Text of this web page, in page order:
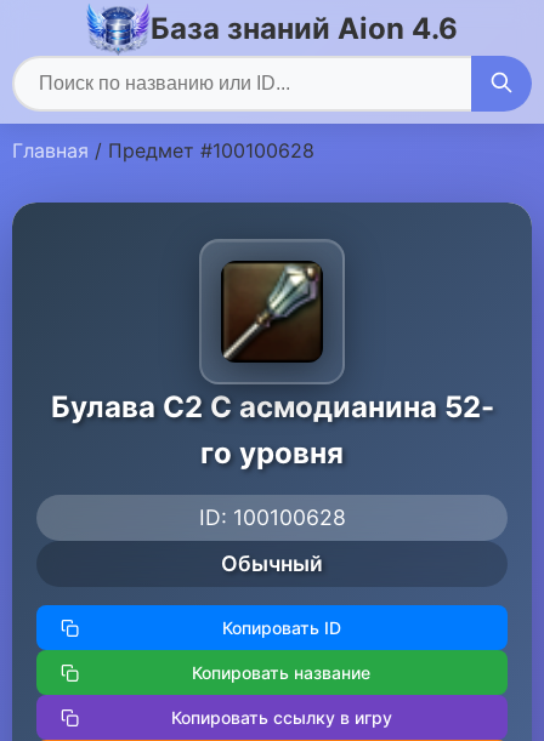
База знаний Aion 4.6
Главная / Предмет #100100628
Булава C2 C асмодианина 52-
го уровня
ID: 100100628
Обычный
Копировать ID
Копировать название
Копировать ссылку в игру